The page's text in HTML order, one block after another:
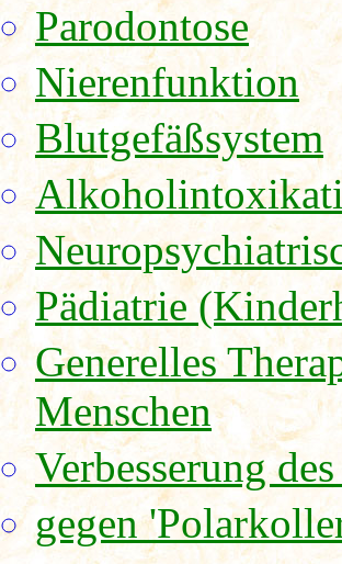
Parodontose
Nierenfunktion
Blutgefäßsystem
Pädiatrie
Generelles
Menschen
Verbesserung
gegen